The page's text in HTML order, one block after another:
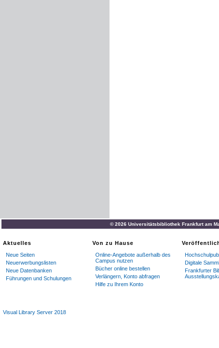
© 2026 Universitätsbibliothek Frankfurt am
Aktuelles
Neue Seiten
Neuerwerbungslisten
Neue Datenbanken
Führungen und Schulungen
Von zu Hause
Online-Angebote außerhalb des
Campus nutzen
Bücher online bestellen
Verlängern, Konto abfragen
Hilfe zu Ihrem Konto
Digitale
Frankfurter
Visual Library Server 2018